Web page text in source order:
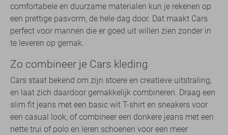
comfortabele en duurzame materialen kun je rekenen op
een prettige pasvorm, de hele dag door. Dat maakt Cars
perfect voor mannen die er goed uit willen zien zonder in
te leveren op gemak.
Zo combineer je Cars kleding
Cars staat bekend om zijn stoere en creatieve uitstraling,
en laat zich daardoor gemakkelijk combineren. Draag een
slim fit jeans met een basic wit T-shirt en sneakers voor
een casual look, of combineer een donkere jeans met een
nette trui of polo en leren schoenen voor een meer